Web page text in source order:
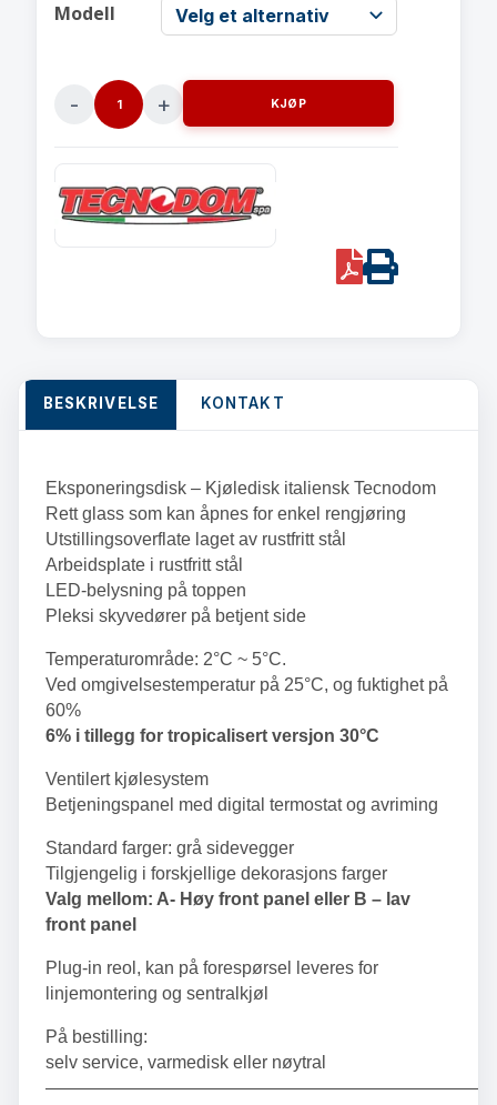
Modell
Kjøledisk
+5°CDybde
KJØP
PDFPrint
BESKRIVELSE KONTAKT
Eksponeringsdisk – Kjøledisk italiensk Tecnodom
Rett glass som kan åpnes for enkel rengjøring
Utstillingsoverflate laget av rustfritt stål
Arbeidsplate i rustfritt stål
LED-belysning på toppen
Pleksi skyvedører på betjent side
Temperaturområde: 2°C ~ 5°C.
Ved omgivelsestemperatur på 25°C, og fuktighet på
60%
6% i tillegg for tropicalisert versjon 30°C
Ventilert kjølesystem
Betjeningspanel med digital termostat og avriming
Standard farger: grå sidevegger
Tilgjengelig i forskjellige dekorasjons farger
Valg mellom: A- Høy front panel eller B – lav
front panel
Plug-in reol, kan på forespørsel leveres for
linjemontering og sentralkjøl
På bestilling:
selv service, varmedisk eller nøytral